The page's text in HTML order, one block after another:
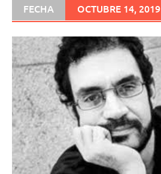
FECHA OCTUBRE 14, 2019